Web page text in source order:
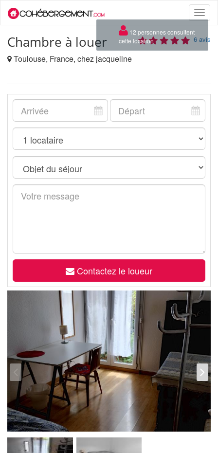
Toggle
Chambre à louer
Toulouse, France, chez jacqueline
6 avis
Contactez le loueur
×
12 personnes consultent
cette location